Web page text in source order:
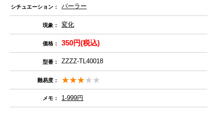
シチュエーション： パーラー
現象： 変化
価格： 350円(税込)
型番： ZZZZ-TL40018
難易度：
メモ： 1-999円